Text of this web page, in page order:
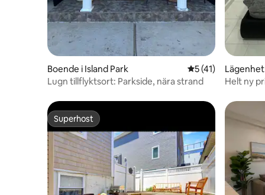
Boende i Island Park 5 av 5 i
5 (41)
Lugn tillflyktsort: Parkside, nära strand
Helt ny
Superhost
Superhost